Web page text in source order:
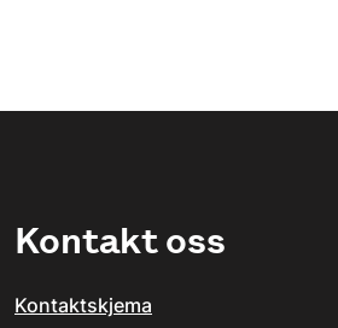
Kontakt oss
Kontaktskjema